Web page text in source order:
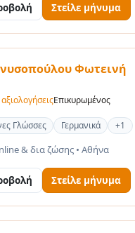
Στείλε μήνυμα
Φωτεινή
Επικυρωμένος
Γλώσσες Γερμανικά +1
& δια ζώσης • Αθήνα
Στείλε μήνυμα